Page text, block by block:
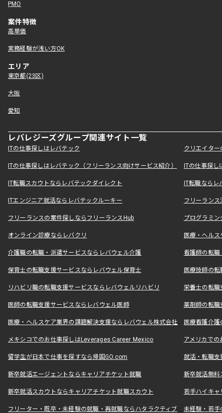
PMO
案件特徴
高単価
実務経験が浅い方OK
エリア
東京都(23区)
大阪
愛知
レバレジーズグループ関連サイト一覧
ITの仕事探しはレバテック クリエイタ
ITの仕事探しはレバテック（フリーランス向けサービス紹介） ITの仕事探
IT転職スカウトならレバテックダイレクト IT転職なら
ITエンジニア就活ならレバテックルーキー フリーラン
フリーランスの案件探しならフリーランスHub プログラミ
オンライン診療ならレバクリ 医療・ヘル
介護職の転職・派遣サービスならレバウェル介護 看護師の転
保育士の転職支援サービスならレバウェル保育士 医療技師の
リハビリ職の転職支援サービスならレバウェルリハビリ 栄養士の転
医師の転職支援サービスならレバウェル医師 薬剤師の転
医療・ヘルスケア業界の課題解決支援ならレバウェル株式会社 医療看護介
メキシコでのお仕事探しはLeverages Career Mexico アメリカで
留学生が日本で仕事を探すなら帰国GO.com 就活・転職
新卒就活エージェントならキャリアチケット就職 新卒就活無料
新卒就活スカウトならキャリアチケット就職スカウト 若手ハイキ
フリーター・既卒・未経験の就職・再就職ならハタラクティブ 未経験・若手